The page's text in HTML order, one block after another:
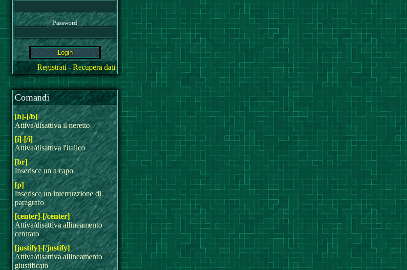
Password
Registrati-Recupera dati
Comandi
[b]-[/b]
Attiva/disattiva il neretto
[i]-[/i]
Attiva/disattiva l'italico
[br]
Inserisce un a capo
[p]
Inserisce un interruzzione di
paragrafo
[center]-[/center]
Attiva/disattiva allineamento
centrato
[justify]-[/justify]
Attiva/disattiva allineamento
giustificato